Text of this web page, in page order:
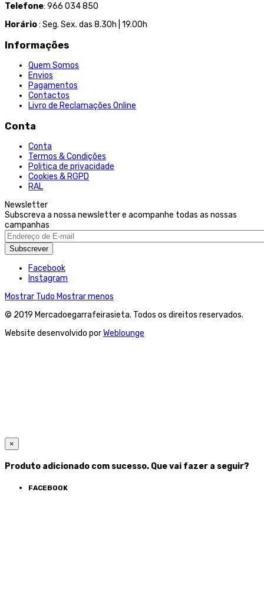
Telefone: 966 034 850
Horário: Seg. Sex. das 8.30h | 19.00h
Informações
Quem Somos
Envios
Pagamentos
Contactos
Livro de Reclamações Online
Conta
Conta
Termos & Condições
Politica de privacidade
Cookies & RGPD
RAL
Newsletter
Subscreva a nossa newsletter e acompanhe todas as nossas
campanhas
Subscrever
Facebook
Instagram
Mostrar Tudo Mostrar menos
© 2019 Mercadoegarrafeirasieta. Todos os direitos reservados.
Website desenvolvido porWeblounge
×
Produto adicionado com sucesso. Que vai fazer a seguir?
FACEBOOK